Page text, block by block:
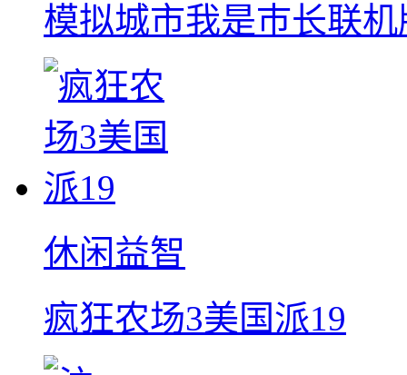
模拟城市我是巿长联机
休闲益智
疯狂农场3美国派19